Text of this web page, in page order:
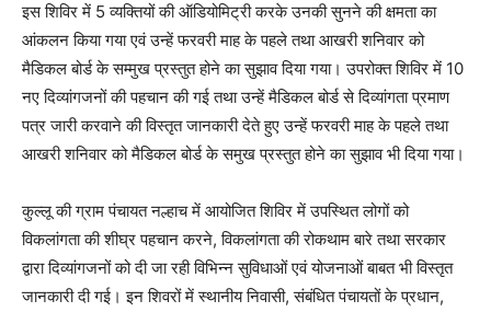
इस शिविर में 5 व्यक्तियों की ऑडियोमिट्री करके उनकी सुनने की क्षमता का
आंकलन किया गया एवं उन्हें फरवरी माह के पहले तथा आखरी शनिवार को
मैडिकल बोर्ड के सम्मुख प्रस्तुत होने का सुझाव दिया गया। उपरोक्त शिविर में 10
नए दिव्यांगजनों की पहचान की गई तथा उन्हें मैडिकल बोर्ड से दिव्यांगता प्रमाण
पत्र जारी करवाने की विस्तृत जानकारी देते हुए उन्हें फरवरी माह के पहले तथा
आखरी शनिवार को मैडिकल बोर्ड के समुख प्रस्तुत होने का सुझाव भी दिया गया।
कुल्लू की ग्राम पंचायत नल्हाच में आयोजित शिविर में उपस्थित लोगों को
विकलांगता की शीघ्र पहचान करने, विकलांगता की रोकथाम बारे तथा सरकार
द्वारा दिव्यांगजनों को दी जा रही विभिन्न सुविधाओं एवं योजनाओं बाबत भी विस्तृत
जानकारी दी गई। इन शिवरों में स्थानीय निवासी, संबंधित पंचायतों के प्रधान,